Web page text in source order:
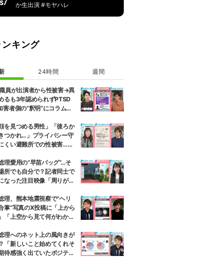
か生出演 #モヤハレ
キング
24時間 週間
員が出演者から性被害→異
るも3年認められずPTSD
害者側の“釈明”にコラムニ
の問題点も指摘
を見つめる男性」「後ろか
つかれ…」プライバシー守
くい避難所での性被害…被
も 弁護士は「声を上げて
き」と強調
理愛用の“早苗バッグ”…そ
所でも自分で？記者同士で
なった注目映像「周りが持
理、熊本地震視察で“ヘリ
掌”写真のX投稿に「上から
「上空から見て何がわか
長は「SNSでの見せ方を配
時代」と指摘
理へのネット上の風向きが
「新しいこと始めてくれそ
待感強く出ていたポジティ